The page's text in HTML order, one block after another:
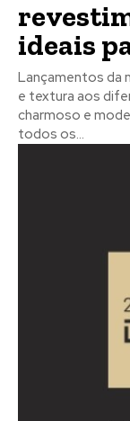
ideais
Lançamentos da
e textura aos
charmoso e
todos os...